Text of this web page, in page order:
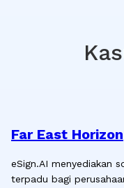
Far East Horizon
eSign.AI menyediakan
terpadu bagi